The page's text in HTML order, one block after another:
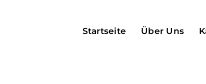
Startseite Über Uns